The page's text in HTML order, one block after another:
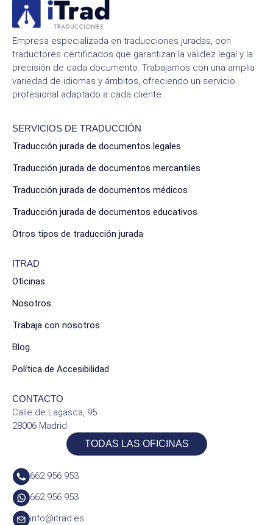
Empresa especializada en traducciones juradas, con
traductores certificados que garantizan la validez legal y la
precisión de cada documento. Trabajamos con una amplia
variedad de idiomas y ámbitos, ofreciendo un servicio
profesional adaptado a cada cliente.
SERVICIOS DE TRADUCCIÓN
Traducción jurada de documentos legales
Traducción jurada de documentos mercantiles
Traducción jurada de documentos médicos
Traducción jurada de documentos educativos
Otros tipos de traducción jurada
ITRAD
Oficinas
Nosotros
Trabaja con nosotros
Blog
Política de Accesibilidad
CONTACTO
Calle de Lagasca, 95
28006 Madrid
TODAS LAS OFICINAS
662 956 953
662 956 953
info@itrad.es